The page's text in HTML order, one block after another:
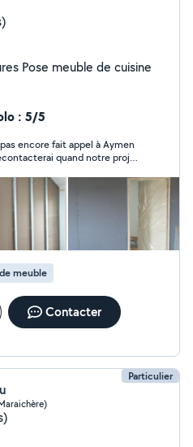
: 5/5
encore fait appel à Aymen
quand notre projet
meuble
Contacter
Particulier